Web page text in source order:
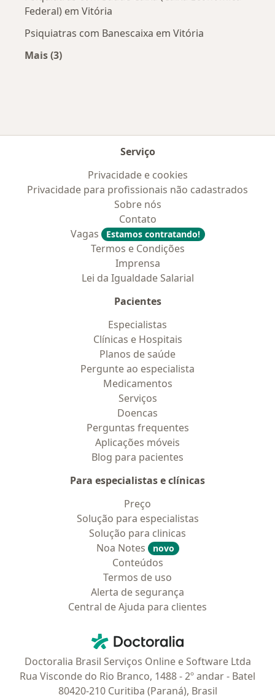
Federal) em Vitória
Psiquiatras com Banescaixa em Vitória
Mais (3)
Serviço
Privacidade e cookies
Privacidade para profissionais não cadastrados
Sobre nós
Contato
Vagas
Estamos contratando!
Termos e Condições
Imprensa
Lei da Igualdade Salarial
Pacientes
Especialistas
Clínicas e Hospitais
Planos de saúde
Pergunte ao especialista
Medicamentos
Serviços
Doencas
Perguntas frequentes
Aplicações móveis
Blog para pacientes
Para especialistas e clínicas
Preço
Solução para especialistas
Solução para clinicas
Noa Notes
novo
Conteúdos
Termos de uso
Alerta de segurança
Central de Ajuda para clientes
Doctoralia - Homepage
Doctoralia Brasil Serviços Online e Software Ltda
Rua Visconde do Rio Branco, 1488 - 2º andar - Batel
80420-210 Curitiba (Paraná), Brasil